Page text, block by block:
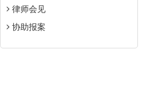
律师会见
协助报案